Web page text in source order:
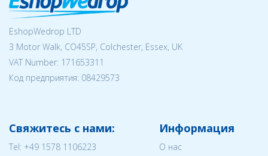
EshopWedrop LTD
3 Motor Walk, CO45SP, Colchester, Essex, UK
VAT Number: 171653311
Код предприятия: 08429573
Свяжитесь с нами:
Tel: +49 1578 1106223
Информация
О нас